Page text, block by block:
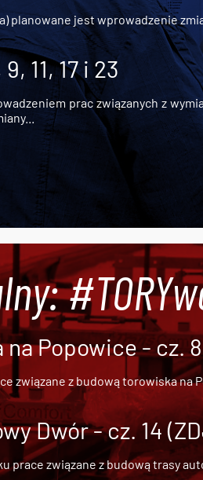
planowane jest wprowadzenie
11, 17 i 23
prac związanych z
Popowice - cz.
związane z budową torowiska na
Dwór - cz. 14
prace związane zbudową trasy